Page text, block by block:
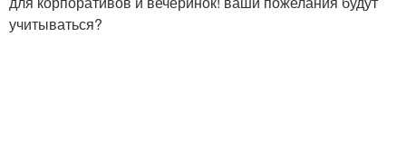
учитываться?